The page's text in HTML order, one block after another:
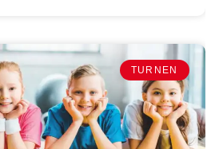
TURNEN